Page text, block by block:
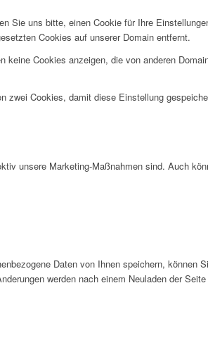
Sie uns bitte, einen Cookie für Ihre
Cookies auf unserer Domain entfernt.
Cookies anzeigen, die von anderen
zwei Cookies, damit diese Einstellung
unsere Marketing-Maßnahmen sind. Auch
Daten von Ihnen speichern, können
werden nach einem Neuladen der